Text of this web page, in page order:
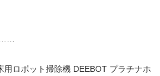
用ロボット掃除機 DEEBOT プラチナホ